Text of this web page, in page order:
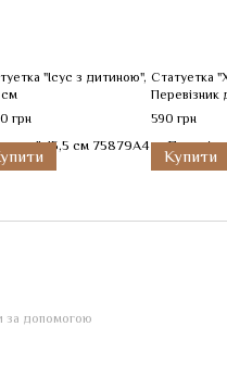
"Ісус з дитиною",
см
грн
Статуетка
Перевізник
590 грн
Купити
за допомогою